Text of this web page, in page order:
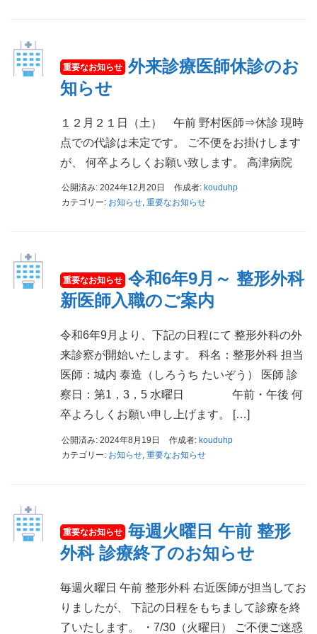
外来診療医師休診のお
知らせ
１２月２１日（土） 午前 野村医師⇒休診 現時
点での代診は未定です。 ご不便をお掛けします
が、 何卒よろしくお願い致します。 高津病院
公開済み: 2024年12月20日 作成者: kouduhp
カテゴリー: お知らせ,重要なお知らせ
令和6年9月～ 整形外科
新医師入職のご案内
令和6年9月より、下記の日程にて 整形外科の外
来診察が開始いたします。 科名：整形外科 担当
医師：城内 泰造（しろうち たいぞう） 医師 診
察日：第1，3，5 水曜日 午前・午後 何
卒よろしくお願い申し上げます。 […]
公開済み: 2024年8月19日 作成者: kouduhp
カテゴリー: お知らせ ,重要なお知らせ
毎週火曜日 午前 整形
外科 診療終了のお知らせ
毎週火曜日 午前 整形外科 右近医師が担当してお
りましたが、 下記の日程をもちまして診療を終
了いたします。 ・7/30（火曜日） ご不便ご迷惑